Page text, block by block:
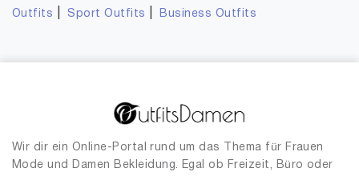
Outfits
Sport Outfits Business Outfits
Wir dir ein Online-Portal rund um das Thema für Frauen
Mode und Damen Bekleidung. Egal ob Freizeit, Büro oder